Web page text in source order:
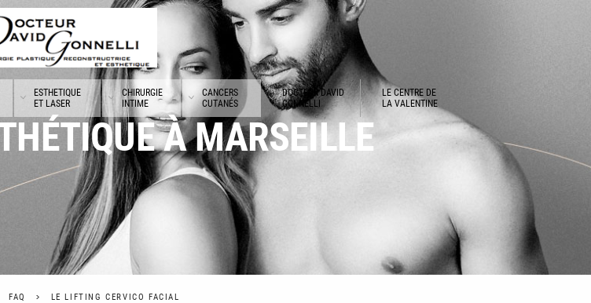
ESTHETIQUE
ET LASER
CHIRURGIE
INTIME
CANCERS
CUTANÉS
DOCTEUR DAVID
GONNELLI
LE CENTRE DE
LA VALENTINE
À MARSEILLE
FAQ LE LIFTING CERVICO FACIAL